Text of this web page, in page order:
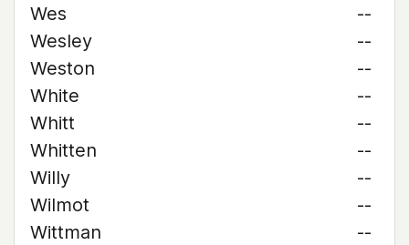
Wes
--
Wesley
--
Weston
--
White
--
Whitt
--
Whitten
--
Willy
--
Wilmot
--
Wittman
--